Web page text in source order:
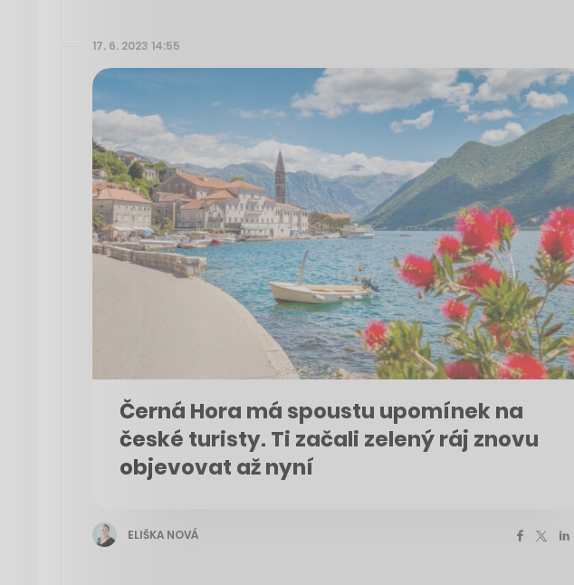
17. 6. 2023 14:55
Černá Hora má spoustu upomínek na
české turisty. Ti začali zelený ráj znovu
objevovat až nyní
ELIŠKA NOVÁ